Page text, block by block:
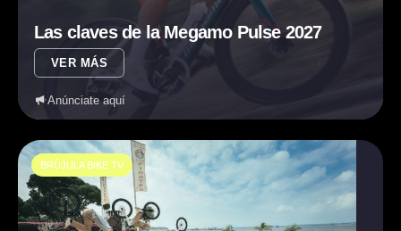
Las claves de la Megamo Pulse 2027
VER MÁS
Anúnciate aquí
BRÚJULA BIKE TV